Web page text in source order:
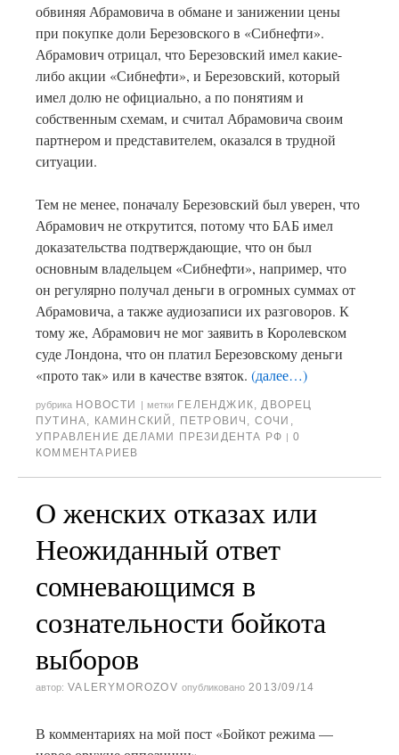
обвиняя Абрамовича в обмане и занижении цены
при покупке доли Березовского в «Сибнефти».
Абрамович отрицал, что Березовский имел какие-
либо акции «Сибнефти», и Березовский, который
имел долю не официально, а по понятиям и
собственным схемам, и считал Абрамовича своим
партнером и представителем, оказался в трудной
ситуации.
Тем не менее, поначалу Березовский был уверен, что
Абрамович не открутится, потому что БАБ имел
доказательства подтверждающие, что он был
основным владельцем «Сибнефти», например, что
он регулярно получал деньги в огромных суммах от
Абрамовича, а также аудиозаписи их разговоров. К
тому же, Абрамович не мог заявить в Королевском
суде Лондона, что он платил Березовскому деньги
«прото так» или в качестве взяток. (далее…)
рубрика НОВОСТИ | метки ГЕЛЕНДЖИК,ДВОРЕЦ
ПУТИНА, КАМИНСКИЙ , ПЕТРОВИЧ , СОЧИ ,
УПРАВЛЕНИЕ ДЕЛАМИ ПРЕЗИДЕНТА РФ | 0
КОММЕНТАРИЕВ
О женских отказах или
Неожиданный ответ
сомневающимся в
сознательности бойкота
выборов
автор: VALERYMOROZOV опубликовано 2013/09/14
В комментариях на мой пост «Бойкот режима —